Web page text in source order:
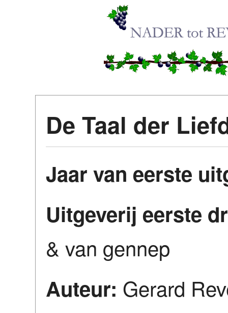
De Taal der
Jaar van eerste
Uitgeverij eerste
& van gennep
Auteur: Gerard